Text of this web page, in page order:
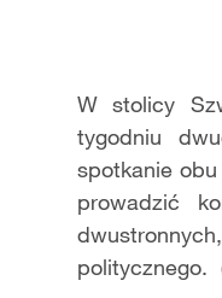
W stolicy
tygodniu
spotkanie
prowadzić
politycznego.